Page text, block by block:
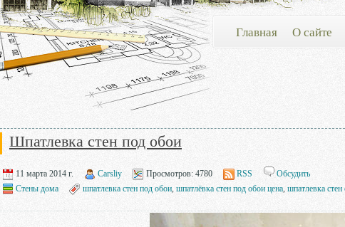
Главная О сайте
Шпатлевка стен под обои
11 марта 2014 г. Carsliy Просмотров: 4780 RSS
Обсудить
Стены дома
шпатлевка стен под обои, шпатлёвка стен под обои цена, шпатлевка